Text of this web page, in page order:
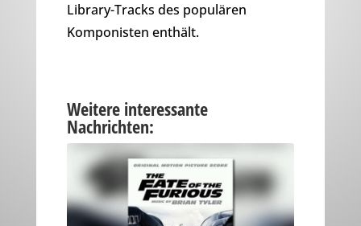
Library-Tracks des populären
Komponisten enthält.
Weitere interessante
Nachrichten: